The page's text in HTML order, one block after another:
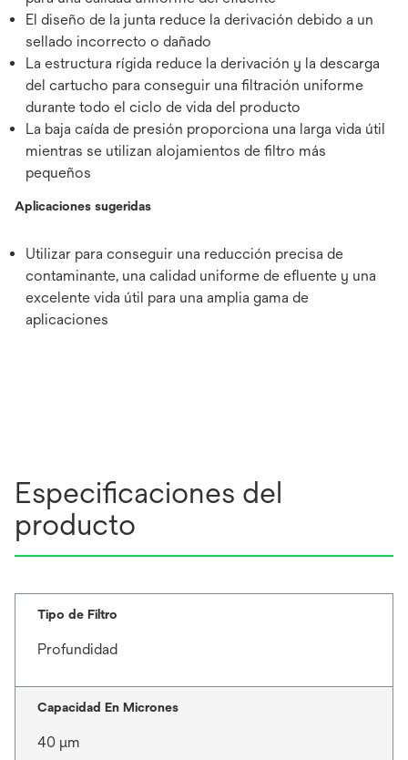
El diseño de la junta reduce la derivación debido a un
sellado incorrecto o dañado
La estructura rígida reduce la derivación y la descarga
del cartucho para conseguir una filtración uniforme
durante todo el ciclo de vida del producto
La baja caída de presión proporciona una larga vida útil
mientras se utilizan alojamientos de filtro más
pequeños
Aplicaciones sugeridas
Utilizar para conseguir una reducción precisa de
contaminante, una calidad uniforme de efluente y una
excelente vida útil para una amplia gama de
aplicaciones
Especificaciones del
producto
Tipo de Filtro
Profundidad
Capacidad En Micrones
40 μm